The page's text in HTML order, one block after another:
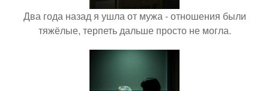
Два года назад я ушла от мужа - отношения были
тяжёлые, терпеть дальше просто не могла.